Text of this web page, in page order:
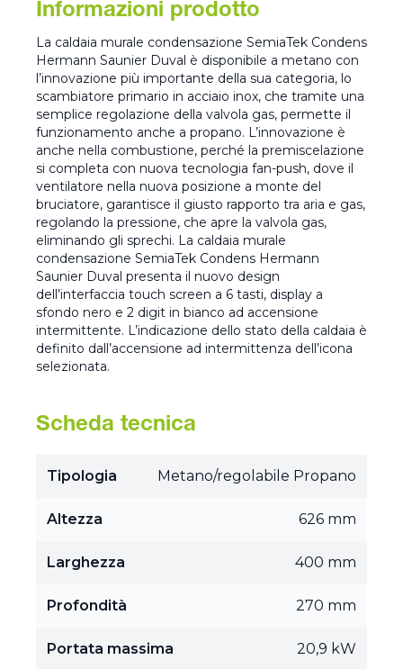
Informazioni prodotto
La caldaia murale condensazione SemiaTek Condens
Hermann Saunier Duval è disponibile a metano con
l’innovazione più importante della sua categoria, lo
scambiatore primario in acciaio inox, che tramite una
semplice regolazione della valvola gas, permette il
funzionamento anche a propano. L’innovazione è
anche nella combustione, perché la premiscelazione
si completa con nuova tecnologia fan-push, dove il
ventilatore nella nuova posizione a monte del
bruciatore, garantisce il giusto rapporto tra aria e gas,
regolando la pressione, che apre la valvola gas,
eliminando gli sprechi. La caldaia murale
condensazione SemiaTek Condens Hermann
Saunier Duval presenta il nuovo design
dell’interfaccia touch screen a 6 tasti, display a
sfondo nero e 2 digit in bianco ad accensione
intermittente. L’indicazione dello stato della caldaia è
definito dall’accensione ad intermittenza dell’icona
selezionata.
Scheda tecnica
Tipologia Metano/regolabile Propano
Altezza 626 mm
Larghezza 400 mm
Profondità 270 mm
Portata massima 20,9 kW